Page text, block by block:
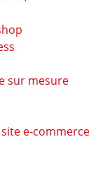
sur mesure
e-commerce